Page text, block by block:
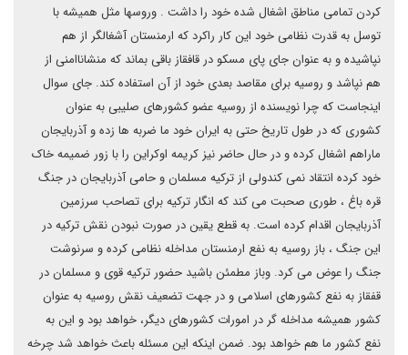
کردن تمامی مناطق اشغال شده خود را داشت . وروسها مثل همیشه با
توسل به قدرت نظامی خود این کار راکرد که ارمنستان آشغالگر از هم
نپاشیده و به عنوان جای پای مسکو در قافقاز باقی بماند که منشاناامنی از
هم نپاشد و روسیه برای مقاصد بعدی خود از آن استفاده کند. جای سوال
اینجاست که چرا نویسنده از روسیه عضو کشورهای صلیبی به عنوان
کشوری که در طول تاریخ حتی به ایران خود ما ضربه ها زده و آذربایجان
ماراهم اشغال کرده و در حال حاضر نیز کریمه اوکراین را با زور ضمیمه خاک
خود کرده انتقاد نمی کندولی از ترکیه مسلمان و حامی آذربایجان در جنگ
قره باغ ، طوری صحبت می کند که انگار ترکیه برای تصاحب سرزمین
آذربایجان اقدام کرده است. به قطع یقین در صورت نبودن نقش ترکیه در
این جنگ ، باز روسیه به نفع ارمنستان مداخله نظامی کرده و سرنوشت
جنگ را عوض می کرد. وباز مطمئن باشید حضور ترکیه قوی و مسلمان در
قفقاز به نفع کشورهای اسلامی و در جهت تضعیف نقش روسیه به عنوان
کشور همیشه مداخله گر در امورات کشورهای دیگر، خواهد بود و این به
نفع کشور ما هم خواهد بود. ضمن اینکه این مسئله باعث خواهد شد چرخه